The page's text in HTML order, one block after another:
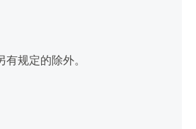
规定的除外。